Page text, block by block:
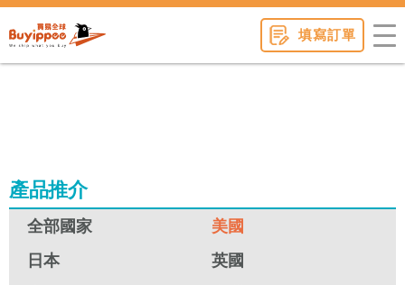
填寫訂單
產品推介
全部國家
美國
日本
英國